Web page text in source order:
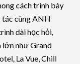
cách trình bày
tác cùng ANH
dài học hỏi,
lớn như Grand
La Vue, Chill